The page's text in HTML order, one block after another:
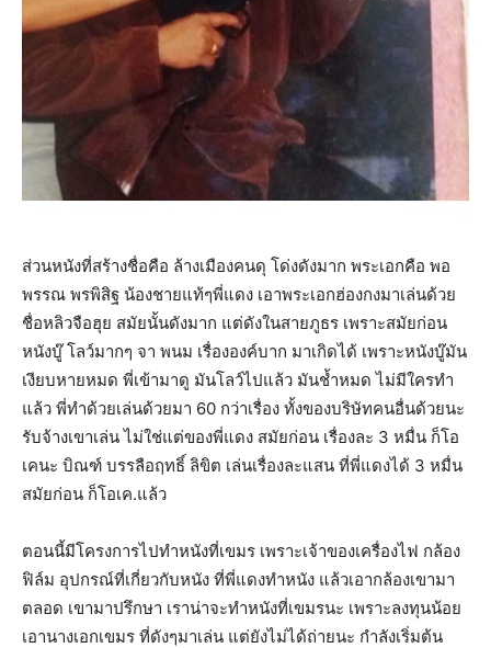
ส่วนหนังที่สร้างชื่อคือ ล้างเมืองคนดุ โด่งดังมาก พระเอกคือ พอ
พรรณ พรพิสิฐ น้องชายแท้ๆพี่แดง เอาพระเอกฮ่องกงมาเล่นด้วย
ชื่อหลิวจือฮุย สมัยนั้นดังมาก แต่ดังในสายภูธร เพราะสมัยก่อน
หนังบู๊ โลว์มากๆ จา พนม เรื่ององค์บาก มาเกิดได้ เพราะหนังบู๊มัน
เงียบหายหมด พี่เข้ามาดู มันโลว์ไปแล้ว มันช้ำหมด ไม่มีใครทำ
แล้ว พี่ทำด้วยเล่นด้วยมา 60 กว่าเรื่อง ทั้งของบริษัทคนอื่นด้วยนะ
รับจ้างเขาเล่น ไม่ใช่แต่ของพี่แดง สมัยก่อน เรื่องละ 3 หมื่น ก็โอ
เคนะ บิณฑ์ บรรลือฤทธิ์ ลิขิต เล่นเรื่องละแสน ที่พี่แดงได้ 3 หมื่น
สมัยก่อน ก็โอเค.แล้ว
ตอนนี้มีโครงการไปทำหนังที่เขมร เพราะเจ้าของเครื่องไฟ กล้อง
ฟิล์ม อุปกรณ์ที่เกี่ยวกับหนัง ที่พี่แดงทำหนัง แล้วเอากล้องเขามา
ตลอด เขามาปรึกษา เราน่าจะทำหนังที่เขมรนะ เพราะลงทุนน้อย
เอานางเอกเขมร ที่ดังๆมาเล่น แต่ยังไม่ได้ถ่ายนะ กำลังเริ่มต้น